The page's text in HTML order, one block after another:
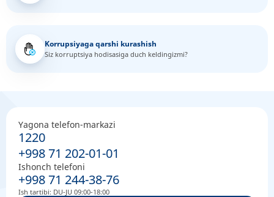
Korrupsiyaga qarshi kurashish
Siz korruptsiya hodisasiga duch keldingizmi?
Yagona telefon-markazi
1220
+998 71 202-01-01
Ishonch telefoni
+998 71 244-38-76
Ish tartibi: DU-JU 09:00-18:00